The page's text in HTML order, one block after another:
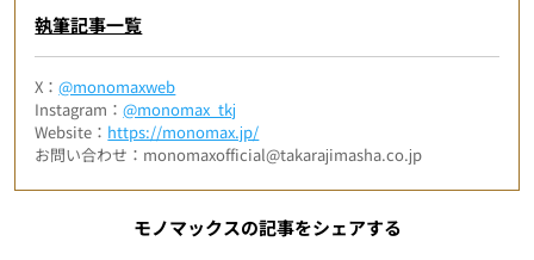
執筆記事一覧
X：@monomaxweb
Instagram：@monomax_tkj
Website： https://monomax.jp/
お問い合わせ：monomaxofficial@takarajimasha.co.jp
モノマックスの記事をシェアする